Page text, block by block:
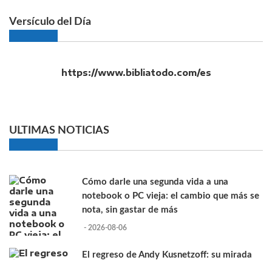
Versículo del Día
https://www.bibliatodo.com/es
ULTIMAS NOTICIAS
Cómo darle una segunda vida a una
notebook o PC vieja: el cambio que más se
nota, sin gastar de más
- 2026-08-06
El regreso de Andy Kusnetzoff: su mirada